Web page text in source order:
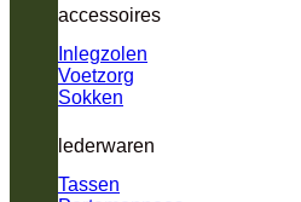
accessoires
Inlegzolen
Voetzorg
Sokken
lederwaren
Tassen